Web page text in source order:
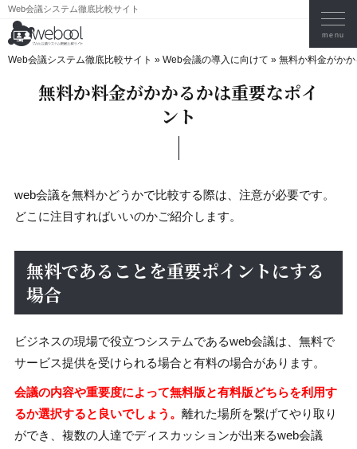
Web会議システム徹底比較サイト
Web会議システム徹底比較サイト » Web会議の導入に向けて » 無料か料金がか
無料か料金がかかるかは重要なポイ
ント
web会議を無料かどうかで比較する際は、注意が必要です。
どこに注目すればいいのかご紹介します。
無料であることを重要ポイントにする
場合
ビジネスの現場で役立つシステムであるweb会議は、無料で
サービス提供を受けられる場合と有料の場合があります。
会議の内容や重要度によって無料版と有料版どちらを利用す
るか選択すると良いでしょう。 離れた場所を繋げてやり取り
ができ、複数の人達でディスカッションが出来るweb会議